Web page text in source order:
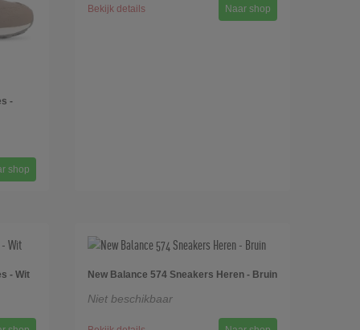
-
shop
Bekijk details Naar shop
- Wit New Balance 574 Sneakers Heren - Bruin
Niet beschikbaar